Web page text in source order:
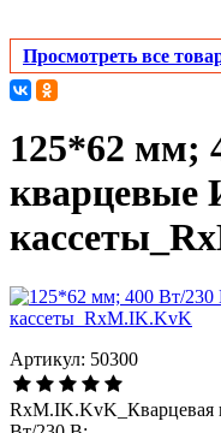
Просмотреть все
125*62 мм;
кварцевые
Артикул: 50300
RxM.IK.KvK_Кварцевая